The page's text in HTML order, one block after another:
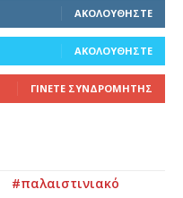
ΑΚΟΛΟΥΘΉΣΤΕ
ΑΚΟΛΟΥΘΉΣΤΕ
ΓΊΝΕΤΕ ΣΥΝΔΡΟΜΗΤΉΣ
#παλαιστινιακό